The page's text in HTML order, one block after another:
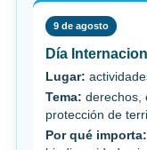
9 de agosto
Día
Lugar:
Tema: derechos,
protección de
Por qué importa: